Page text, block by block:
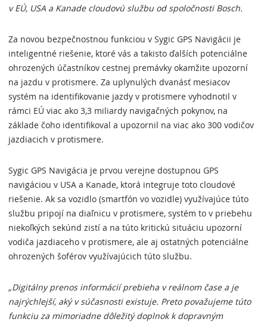
v EÚ, USA a Kanade cloudovú službu od spoločnosti Bosch.
Za novou bezpečnostnou funkciou v Sygic GPS Navigácii je
inteligentné riešenie, ktoré vás a takisto ďalších potenciálne
ohrozených účastníkov cestnej premávky okamžite upozorní
na jazdu v protismere. Za uplynulých dvanásť mesiacov
systém na identifikovanie jazdy v protismere vyhodnotil v
rámci EÚ viac ako 3,3 miliardy navigačných pokynov, na
základe čoho identifikoval a upozornil na viac ako 300 vodičov
jazdiacich v protismere.
Sygic GPS Navigácia je prvou verejne dostupnou GPS
navigáciou v USA a Kanade, ktorá integruje toto cloudové
riešenie. Ak sa vozidlo (smartfón vo vozidle) využívajúce túto
službu pripojí na diaľnicu v protismere, systém to v priebehu
niekoľkých sekúnd zistí a na túto kritickú situáciu upozorní
vodiča jazdiaceho v protismere, ale aj ostatných potenciálne
ohrozených šoférov využívajúcich túto službu.
„Digitálny prenos informácií prebieha v reálnom čase a je
najrýchlejší, aký v súčasnosti existuje. Preto považujeme túto
funkciu za mimoriadne dôležitý doplnok k dopravným